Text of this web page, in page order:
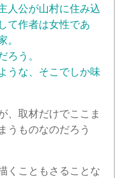
人公が山村に住み込
て作者は女性であ
。
ろう。
うな、そこでしか味
、取材だけでここま
うものなのだろう
くこともさることな